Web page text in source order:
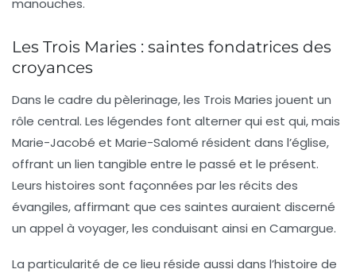
Les Trois Maries : saintes fondatrices des
croyances
Dans le cadre du pèlerinage, les Trois Maries jouent un
rôle central. Les légendes font alterner qui est qui, mais
Marie-Jacobé et Marie-Salomé résident dans l’église,
offrant un lien tangible entre le passé et le présent.
Leurs histoires sont façonnées par les récits des
évangiles, affirmant que ces saintes auraient discerné
un appel à voyager, les conduisant ainsi en Camargue.
La particularité de ce lieu réside aussi dans l’histoire de